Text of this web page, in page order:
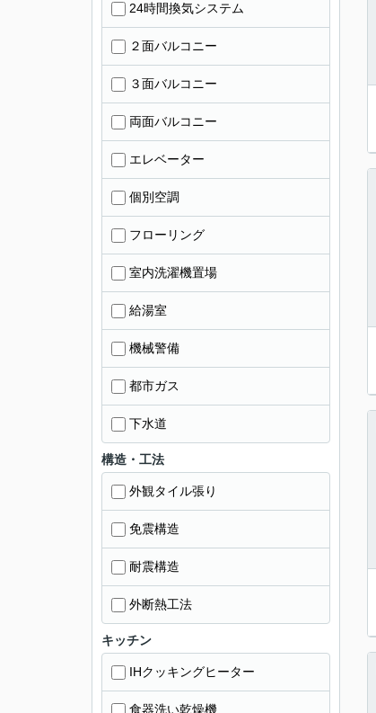
24時間換気システム
２面バルコニー
３面バルコニー
両面バルコニー
エレベーター
個別空調
フローリング
室内洗濯機置場
給湯室
機械警備
都市ガス
下水道
構造・工法
外観タイル張り
免震構造
耐震構造
外断熱工法
キッチン
IHクッキングヒーター
食器洗い乾燥機